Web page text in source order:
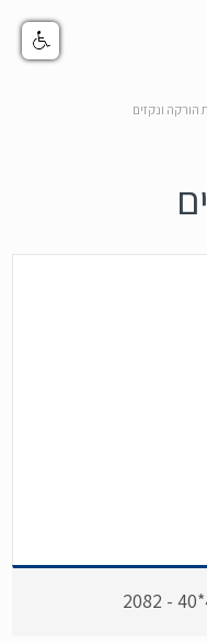
הורקה ונקזים